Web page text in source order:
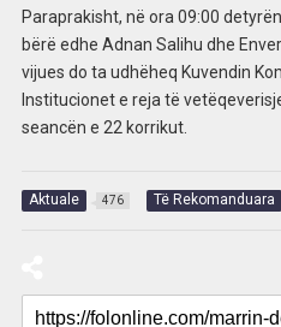
Paraprakisht, në ora 09:00
bërë edhe Adnan Salihu dhe
vijues do ta udhëheq Kuvendin
Institucionet e reja të
seancën e 22 korrikut.
Aktuale 476 Të Rekomanduara